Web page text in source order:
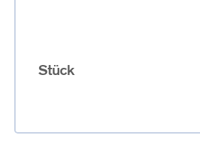
Stück